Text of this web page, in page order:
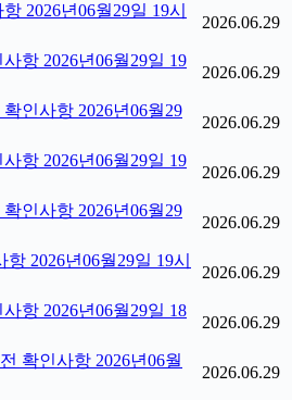
2026년06월29일 19시
2026.06.29
항 2026년06월29일 19
2026.06.29
인사항 2026년06월29
2026.06.29
항 2026년06월29일 19
2026.06.29
인사항 2026년06월29
2026.06.29
2026년06월29일 19시
2026.06.29
항 2026년06월29일 18
2026.06.29
확인사항 2026년06월
2026.06.29